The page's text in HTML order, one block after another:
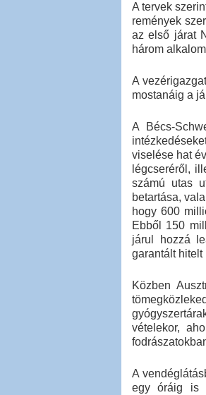
A tervek
remények
az első járat
három
A
mostanáig a
A Bécs-
viselése hat
légcseréről,
számú utas
betartása,
hogy 600
Ebből 150
járul hozzá
garantált hitelt
Közben
vételekor,
A
egy óráig is